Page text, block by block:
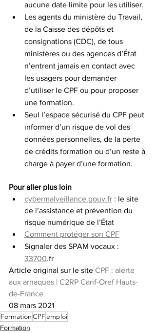
aucune date limite pour les utiliser.
Les agents du ministère du Travail,
de la Caisse des dépôts et
consignations (CDC), de tous
ministères ou des agences d’État
n’entrent jamais en contact avec
les usagers pour demander
d’utiliser le CPF ou pour proposer
une formation.
Seul l’espace sécurisé du CPF peut
informer d’un risque de vol des
données personnelles, de la perte
de crédits formation ou d’un reste à
charge à payer d’une formation.
Pour aller plus loin
cybermalveillance.gouv.fr : le site
de l’assistance et prévention du
risque numérique de l’État
Comment protéger son CPF
Signaler des SPAM vocaux :
33700.fr
Article original sur le site CPF : alerte
aux arnaques | C2RP Carif-Oref Hauts-
de-France
08 mars 2021
FormationCPFemploi
Formation